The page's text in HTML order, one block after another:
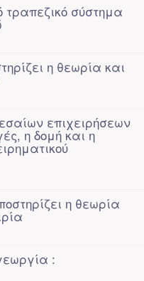
τραπεζικό σύστημα
η θεωρία και
επιχειρήσεων
η δομή και η
η θεωρία
: